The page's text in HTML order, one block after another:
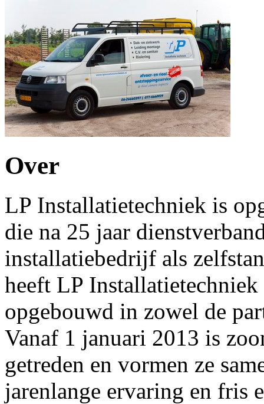
Over
LP Installatietechniek is
die na 25 jaar
installatiebedrijf als
heeft LP
opgebouwd in zowel de
Vanaf 1 januari 2013 is
getreden en vormen ze
jarenlange ervaring en fris